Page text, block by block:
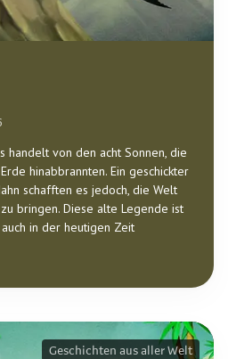
handelt von den acht Sonnen, die
hinabbrannten. Ein geschickter
schafften es jedoch, die Welt
bringen. Diese alte Legende ist
in der heutigen Zeit
Geschichten aus aller Welt